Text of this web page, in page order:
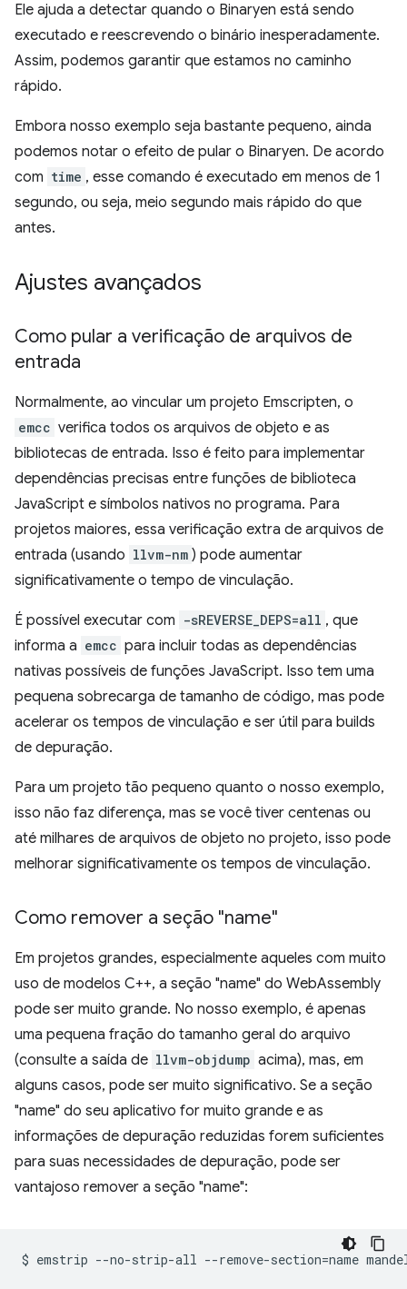
Ele ajuda a detectar quando o Binaryen está sendo
executado e reescrevendo o binário inesperadamente.
Assim, podemos garantir que estamos no caminho
rápido.
Embora nosso exemplo seja bastante pequeno, ainda
podemos notar o efeito de pular o Binaryen. De acordo
com time , esse comando é executado em menos de 1
segundo, ou seja, meio segundo mais rápido do que
antes.
Ajustes avançados
Como pular a verificação de arquivos de
entrada
Normalmente, ao vincular um projeto Emscripten, o
emcc verifica todos os arquivos de objeto e as
bibliotecas de entrada. Isso é feito para implementar
dependências precisas entre funções de biblioteca
JavaScript e símbolos nativos no programa. Para
projetos maiores, essa verificação extra de arquivos de
entrada (usando llvm-nm ) pode aumentar
significativamente o tempo de vinculação.
É possível executar com -sREVERSE_DEPS=all , que
informa a emcc para incluir todas as dependências
nativas possíveis de funções JavaScript. Isso tem uma
pequena sobrecarga de tamanho de código, mas pode
acelerar os tempos de vinculação e ser útil para builds
de depuração.
Para um projeto tão pequeno quanto o nosso exemplo,
isso não faz diferença, mas se você tiver centenas ou
até milhares de arquivos de objeto no projeto, isso pode
melhorar significativamente os tempos de vinculação.
Como remover a seção "name"
Em projetos grandes, especialmente aqueles com muito
uso de modelos C++, a seção "name" do WebAssembly
pode ser muito grande. No nosso exemplo, é apenas
uma pequena fração do tamanho geral do arquivo
(consulte a saída de llvm-objdump acima), mas, em
alguns casos, pode ser muito significativo. Se a seção
"name" do seu aplicativo for muito grande e as
informações de depuração reduzidas forem suficientes
para suas necessidades de depuração, pode ser
vantajoso remover a seção "name":
$ emstrip --no-strip-all --remove-section=name